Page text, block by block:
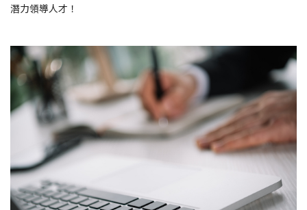
潛力領導人才！